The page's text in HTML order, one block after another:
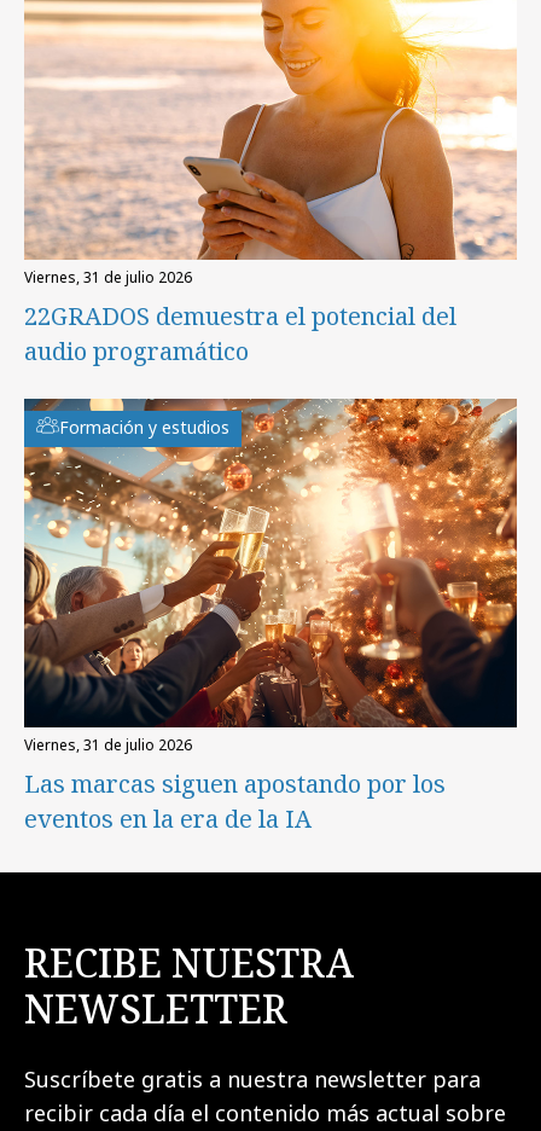
viernes, 31 de julio 2026
22GRADOS demuestra el potencial del
audio programático
Formación y estudios
viernes, 31 de julio 2026
Las marcas siguen apostando por los
eventos en la era de la IA
RECIBE NUESTRA
NEWSLETTER
Suscríbete gratis a nuestra newsletter para
recibir cada día el contenido más actual sobre